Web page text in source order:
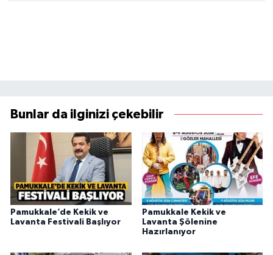
Bunlar da ilginizi çekebilir
Pamukkale’de Kekik ve
Lavanta Festivali Başlıyor
Pamukkale Kekik ve
Lavanta Şölenine
Hazırlanıyor